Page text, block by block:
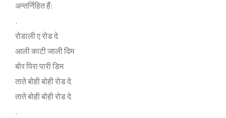
अन्‍तर्निहित हैं:
.
रोडाली ए रोड दे
आली काटी जाली दिम
बोर पिरा पारी डिम
ताते बोही बोही रोड दे
ताते बोही बोही रोड दे
.